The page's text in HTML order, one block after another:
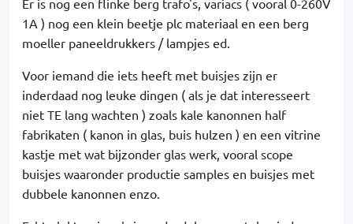
Er is nog een flinke berg trafo's, variacs ( vooral 0-260V
1A ) nog een klein beetje plc materiaal en een berg
moeller paneeldrukkers / lampjes ed.
Voor iemand die iets heeft met buisjes zijn er
inderdaad nog leuke dingen ( als je dat interesseert
niet TE lang wachten ) zoals kale kanonnen half
fabrikaten ( kanon in glas, buis hulzen ) en een vitrine
kastje met wat bijzonder glas werk, vooral scope
buisjes waaronder productie samples en buisjes met
dubbele kanonnen enzo.